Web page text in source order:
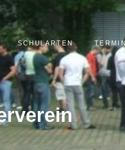
SCHULARTEN